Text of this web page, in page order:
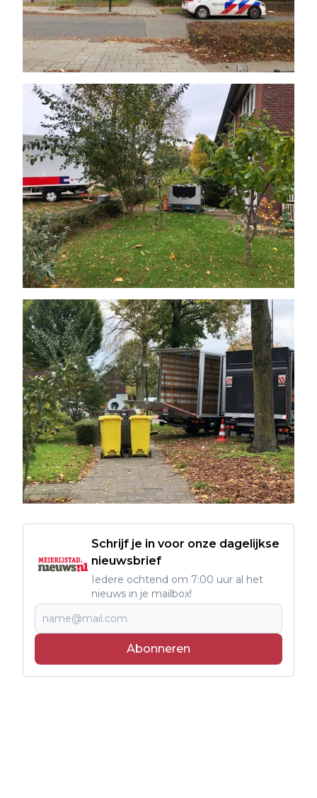
Schrijf je in voor onze dagelijkse
nieuwsbrief
Iedere ochtend om 7:00 uur al het
nieuws in je mailbox!
Abonneren